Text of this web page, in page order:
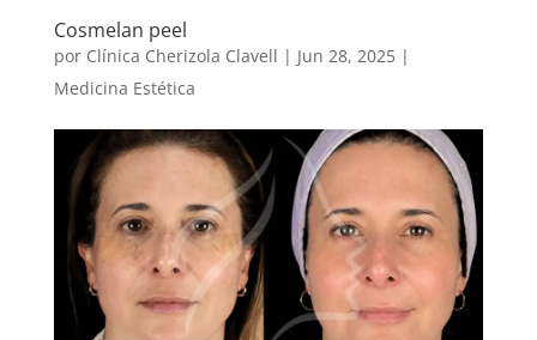
Cosmelan peel
por Clínica Cherizola Clavell | Jun 28, 2025|
Medicina Estética